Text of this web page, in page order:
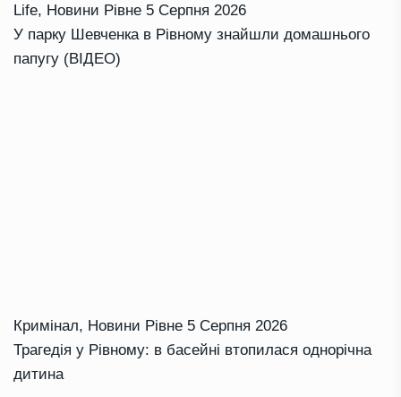
Life, Новини Рівне 5 Серпня 2026
У парку Шевченка в Рівному знайшли домашнього
папугу (ВІДЕО)
Кримінал, Новини Рівне 5 Серпня 2026
Трагедія у Рівному: в басейні втопилася однорічна
дитина